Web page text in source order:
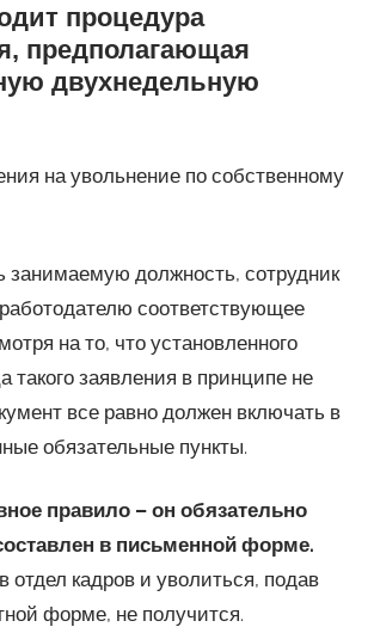
процедура
предполагающая
двухнедельную
на увольнение по собственному
занимаемую должность, сотрудник
соответствующее
на то, что установленного
такого заявления в принципе не
все равно должен включать в
обязательные пункты.
правило – он обязательно
в письменной форме.
отдел кадров и уволиться, подав
форме, не получится.